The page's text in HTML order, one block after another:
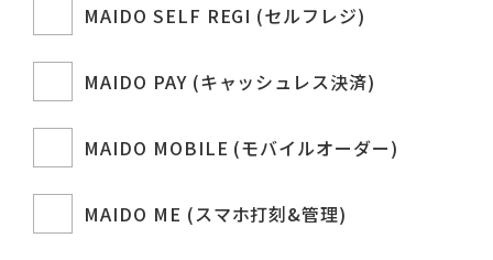
MAIDO SELF REGI (セルフレジ)
MAIDO PAY (キャッシュレス決済)
MAIDO MOBILE (モバイルオーダー)
MAIDO ME (スマホ打刻&管理)